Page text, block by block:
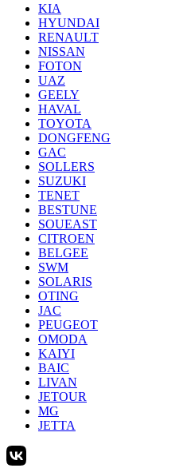
KIA
HYUNDAI
RENAULT
NISSAN
FOTON
UAZ
GEELY
HAVAL
TOYOTA
DONGFENG
GAC
SOLLERS
SUZUKI
TENET
BESTUNE
SOUEAST
CITROEN
BELGEE
SWM
SOLARIS
OTING
JAC
PEUGEOT
OMODA
KAIYI
BAIC
LIVAN
JETOUR
MG
JETTA